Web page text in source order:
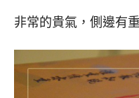
非常的貴氣，側邊有